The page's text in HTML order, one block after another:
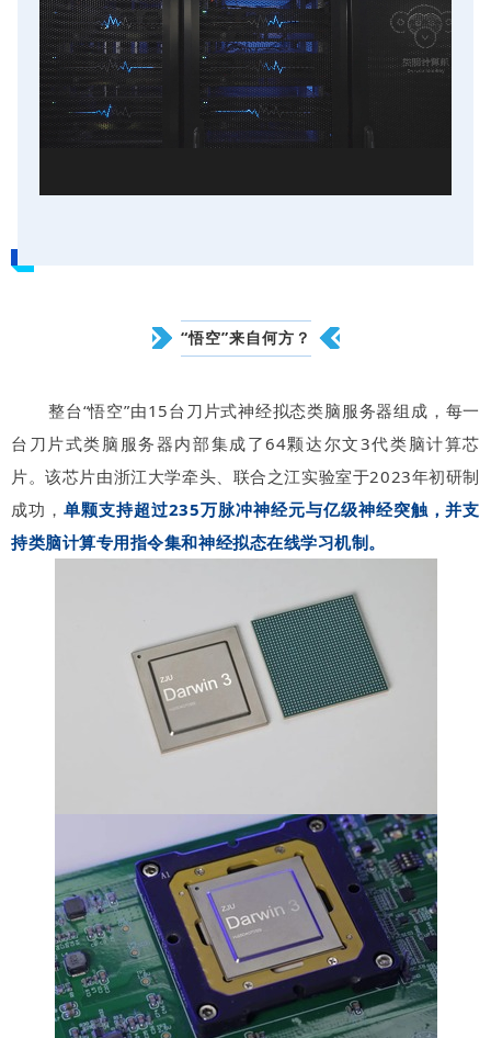
“悟空”来自何方？
整台“悟空”由15台刀片式神经拟态类脑服务器组成，每一
台刀片式类脑服务器内部集成了64颗达尔文3代类脑计算芯
片。该芯片由浙江大学牵头、联合之江实验室于2023年初研制
成功， 单颗支持超过235万脉冲神经元与亿级神经突触，并支
持类脑计算专用指令集和神经拟态在线学习机制。